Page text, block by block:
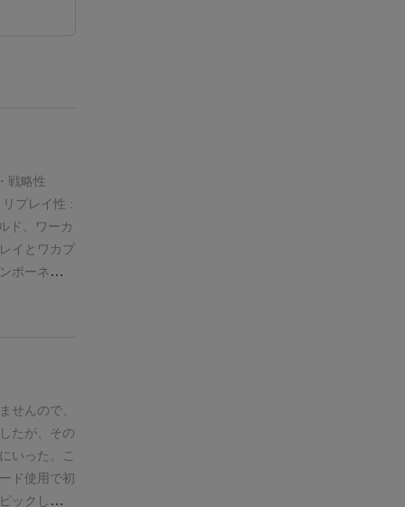
戦略性
リプレイ性 :
ド、ワーカ
イとワカプ
ポーネント
比較される
ってワカプ
分かる。
解読や覚え
プレイし続
し、プレイ
でちょっと
ードはペラ
せんので、
たが、その
いった。
こ
ド使用で初
ックしたカ